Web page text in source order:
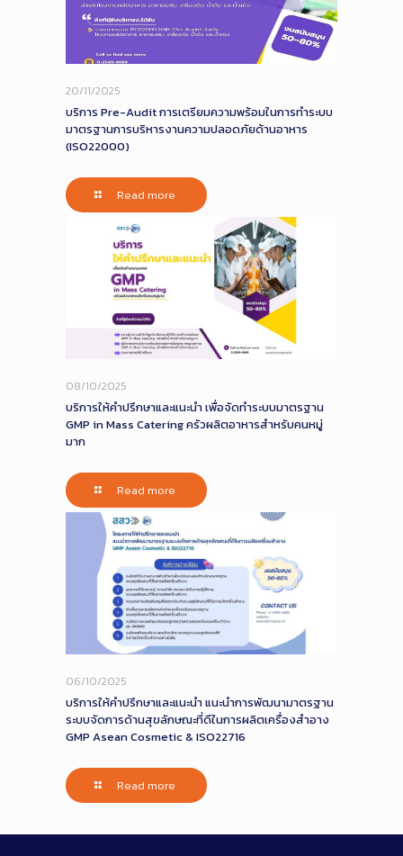
20/11/2025
บริการ Pre-Audit การเตรียมความพร้อมในการทำระบบ
มาตรฐานการบริหารงานความปลอดภัยด้านอาหาร
(ISO22000)
Read more
08/10/2025
บริการให้คำปรึกษาและแนะนำ เพื่อจัดทำระบบมาตรฐาน
GMP in Mass Catering ครัวผลิตอาหารสำหรับคนหมู่
มาก
Read more
06/10/2025
บริการให้คำปรึกษาและแนะนำ แนะนำการพัฒนามาตรฐาน
ระบบจัดการด้านสุขลักษณะที่ดีในการผลิตเครื่องสำอาง
GMP Asean Cosmetic & ISO22716
Read more